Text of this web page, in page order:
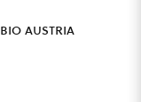
bio austria